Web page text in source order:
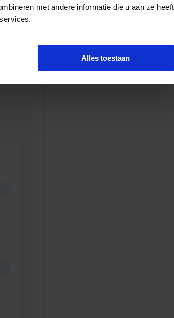
met andere informatie die u aan ze heeft
Alles toestaan